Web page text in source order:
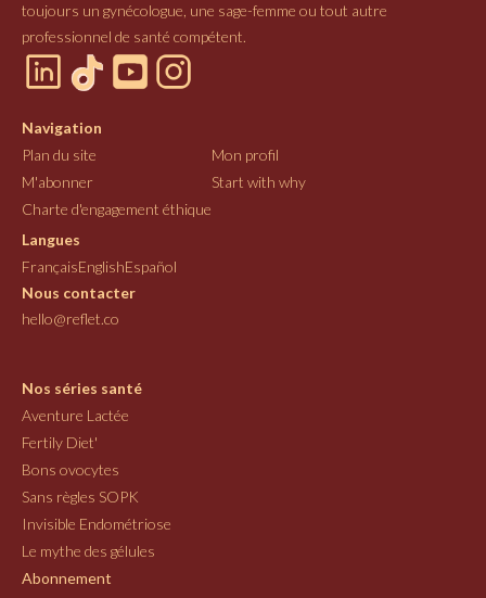
toujours un gynécologue, une sage-femme ou tout autre
professionnel de santé compétent.
Navigation
Plan du site
Mon profil
M'abonner
Start with why
Charte d'engagement éthique
Langues
FrançaisEnglishEspañol
Nous contacter
hello@reflet.co
Nos séries santé
Aventure Lactée
Fertily Diet'
Bons ovocytes
Sans règles SOPK
Invisible Endométriose
Le mythe des gélules
Abonnement